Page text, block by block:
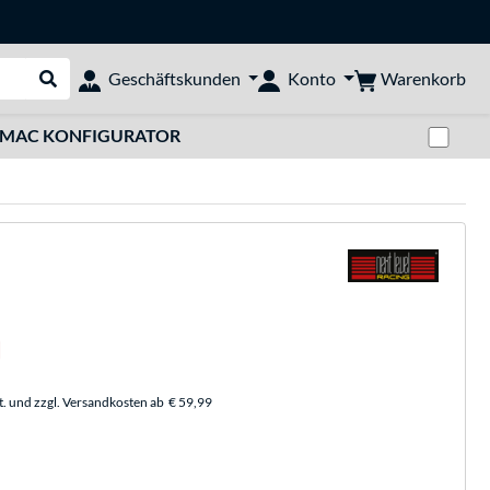
Suche durchführen
Geschäftskunden Konto Warenkorb
MAC KONFIGURATOR
und zzgl. Versandkosten ab € 59,99